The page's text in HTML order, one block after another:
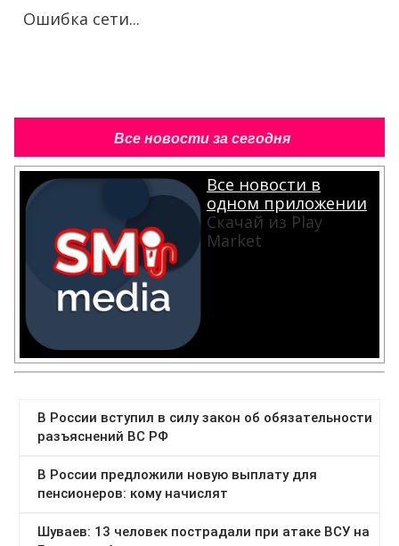
Ошибка сети...
Все новости за сегодня
Все новости в
одном приложении
Скачай из Play
Market